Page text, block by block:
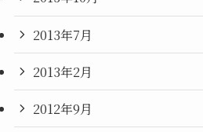
2013年7月
2013年2月
2012年9月